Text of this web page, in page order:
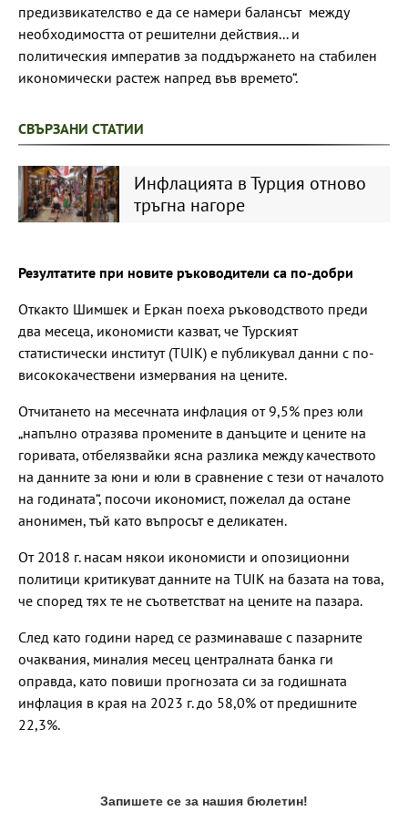
предизвикателство е да се намери балансът между
необходимостта от решителни действия... и
политическия императив за поддържането на стабилен
икономически растеж напред във времето“.
СВЪРЗАНИ СТАТИИ
Инфлацията в Турция отново
тръгна нагоре
Резултатите при новите ръководители са по-добри
Откакто Шимшек и Еркан поеха ръководството преди
два месеца, икономисти казват, че Турският
статистически институт (TUIK) е публикувал данни с по-
висококачествени измервания на цените.
Отчитането на месечната инфлация от 9,5% през юли
„напълно отразява промените в данъците и цените на
горивата, отбелязвайки ясна разлика между качеството
на данните за юни и юли в сравнение с тези от началото
на годината“, посочи икономист, пожелал да остане
анонимен, тъй като въпросът е деликатен.
От 2018 г. насам някои икономисти и опозиционни
политици критикуват данните на TUIK на базата на това,
че според тях те не съответстват на цените на пазара.
След като години наред се разминаваше с пазарните
очаквания, миналия месец централната банка ги
оправда, като повиши прогнозата си за годишната
инфлация в края на 2023 г. до 58,0% от предишните
22,3%.